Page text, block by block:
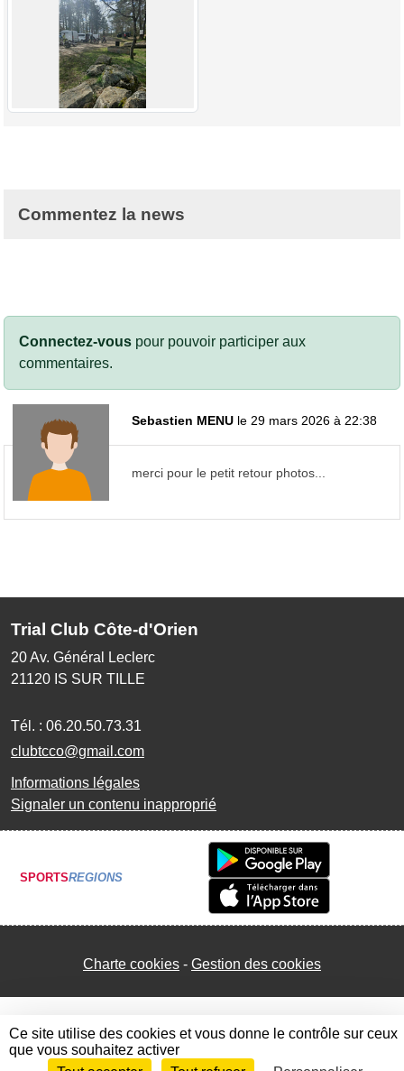
Commentez la news
Connectez-vous pour pouvoir participer aux
commentaires.
Sebastien MENU le 29 mars 2026 à 22:38
merci pour le petit retour photos...
Trial Club Côte-d'Orien
20 Av. Général Leclerc
21120 IS SUR TILLE
Tél. : 06.20.50.73.31
clubtcco@gmail.com
Informations légales
Signaler un contenu inapproprié
SPORTSREGIONS
Charte cookies Gestion des cookies
Ce site utilise des cookies et vous donne le contrôle sur ceux
que vous souhaitez activer